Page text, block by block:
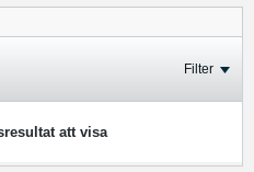
Filter
att visa